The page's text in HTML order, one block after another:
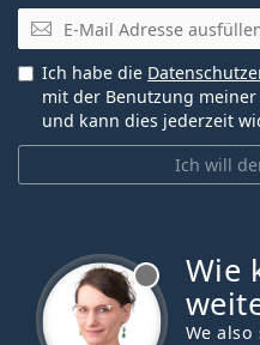
E-Mail
Ich will
Ich habe die
mit der Benutzung
und kann dies jederzeit
Wie
We also